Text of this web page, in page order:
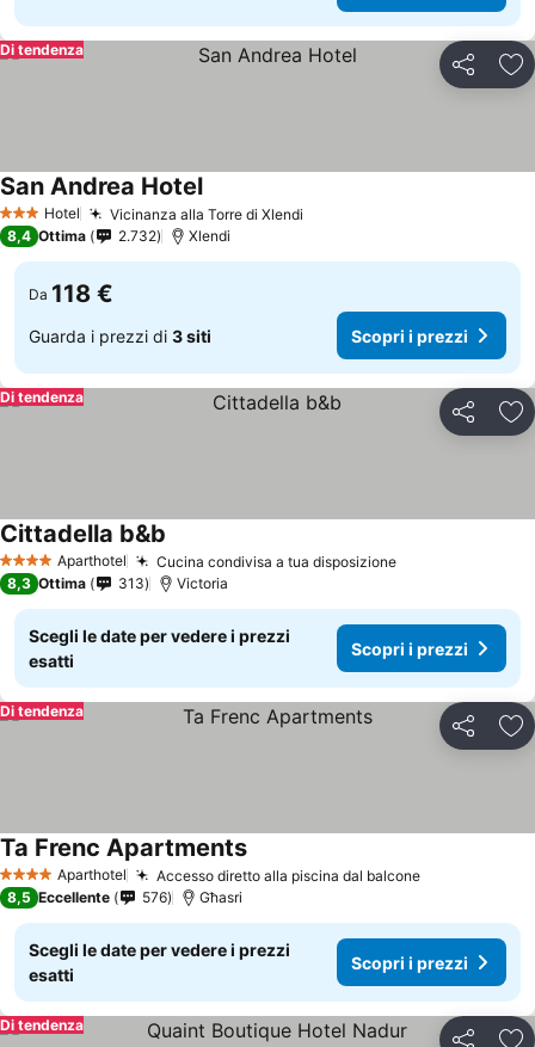
Condividi
Di tendenza
3 StelleHotel Vicinanza alla Torre di Xlendi
San Andrea Hotel
8,4 Ottima 2.732 Xlendi
Da 118 €
Guarda i prezzi di 3 siti Scopri i prezzi
Condividi
Di tendenza
4 Stelle Aparthotel Cucina condivisa a tua disposizione
Cittadella b&b
8,3 Ottima 313 Victoria
Scegli le date per vedere i prezzi
esatti
Scopri i prezzi
Condividi
Di tendenza
4 Stelle Aparthotel Accesso diretto alla piscina dal balcone
Ta Frenc Apartments
8,5 Eccellente 576 Għasri
Scegli le date per vedere i prezzi
esatti
Scopri i prezzi
Di tendenza